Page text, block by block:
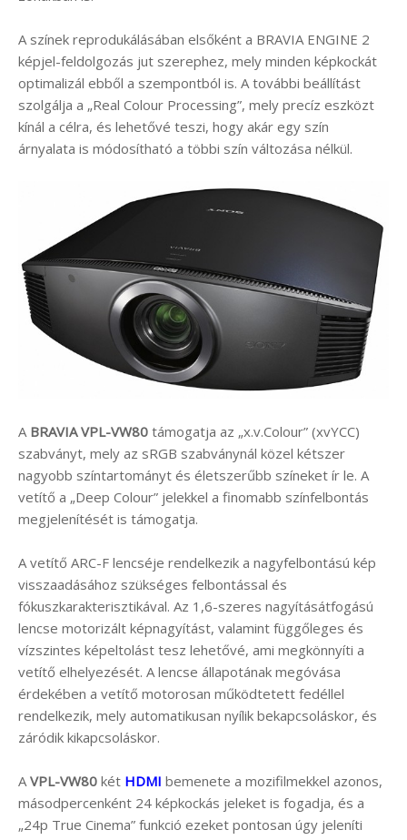
A színek reprodukálásában elsőként a BRAVIA ENGINE 2
képjel-feldolgozás jut szerephez, mely minden képkockát
optimalizál ebből a szempontból is. A további beállítást
szolgálja a „Real Colour Processing”, mely precíz eszközt
kínál a célra, és lehetővé teszi, hogy akár egy szín
árnyalata is módosítható a többi szín változása nélkül.
A BRAVIA VPL-VW80 támogatja az „x.v.Colour” (xvYCC)
szabványt, mely az sRGB szabványnál közel kétszer
nagyobb színtartományt és életszerűbb színeket ír le. A
vetítő a „Deep Colour” jelekkel a finomabb színfelbontás
megjelenítését is támogatja.
A vetítő ARC-F lencséje rendelkezik a nagyfelbontású kép
visszaadásához szükséges felbontással és
fókuszkarakterisztikával. Az 1,6-szeres nagyításátfogású
lencse motorizált képnagyítást, valamint függőleges és
vízszintes képeltolást tesz lehetővé, ami megkönnyíti a
vetítő elhelyezését. A lencse állapotának megóvása
érdekében a vetítő motorosan működtetett fedéllel
rendelkezik, mely automatikusan nyílik bekapcsoláskor, és
záródik kikapcsoláskor.
A VPL-VW80 két HDMI bemenete a mozifilmekkel azonos,
másodpercenként 24 képkockás jeleket is fogadja, és a
„24p True Cinema” funkció ezeket pontosan úgy jeleníti